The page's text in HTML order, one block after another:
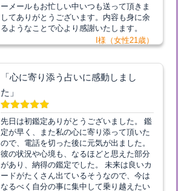
ーメールもお忙しい中いつも送って頂きま
してありがとうございます。内容も身に余
るようなことで心より感謝いたします。
I様（女性21歳）
「心に寄り添う占いに感動しまし
た」
先日は初鑑定ありがとうございました。 鑑
定が早く、また私の心に寄り添って頂いた
ので、電話を切った後に元気が出ました。
彼の状況や心境も、なるほどと思えた部分
があり、納得の鑑定でした。 未来は良いカ
ードがたくさん出ているそうなので、今は
なるべく自分の事に集中して乗り越えたい